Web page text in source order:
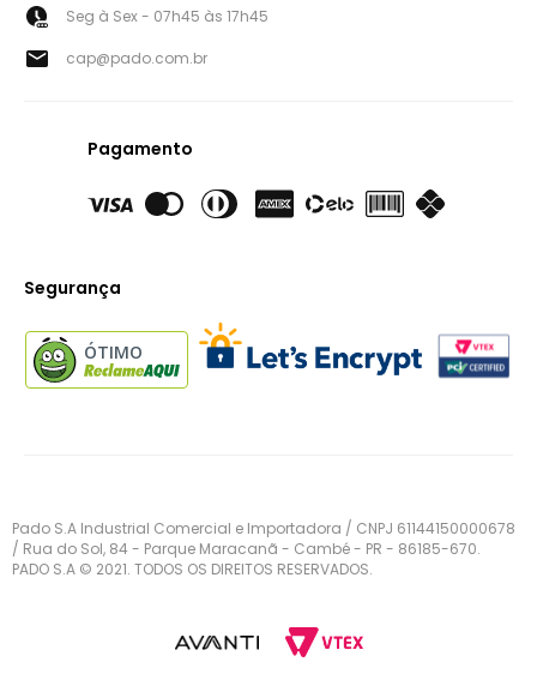
Seg à Sex - 07h45 às 17h45
cap@pado.com.br
Pagamento
Segurança
ÓTIMO
Pado S.A Industrial Comercial e Importadora / CNPJ 61144150000678
/ Rua do Sol, 84 - Parque Maracanã - Cambé - PR - 86185-670.
PADO S.A © 2021. TODOS OS DIREITOS RESERVADOS.